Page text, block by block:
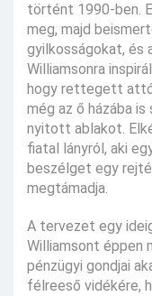
történt 1990-ben.
meg, majd
gyilkosságokat, és
Williamsonra
hogy rettegett
még az ő házába
nyitott ablakot.
fiatal lányról, aki
beszélget egy
megtámadja.
A tervezet egy
Williamsont éppen
pénzügyi gondjai
félreeső vidékére,